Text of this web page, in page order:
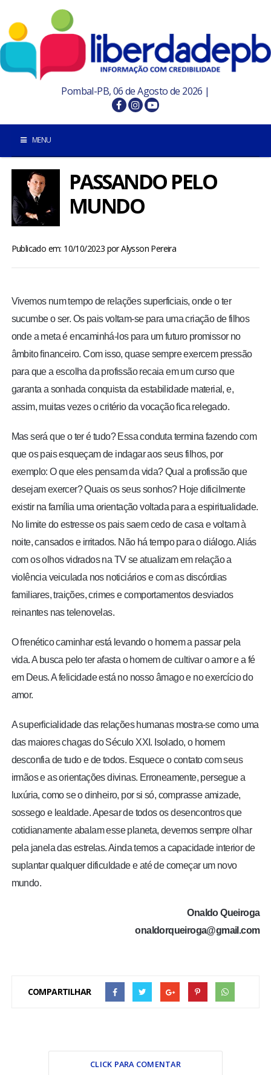
Pombal-PB, 06 de Agosto de 2026 |
MENU
INÍCIO
POMBAL E REGIÃO
PARAÍBA
MUNDO
TV LPB
FOTOS
COLUNISTAS
PASSANDO PELO
MUNDO
Publicado em: 10/10/2023 porAlysson Pereira
Vivemos num tempo de relações superficiais, onde o ter
sucumbe o ser. Os pais voltam-se para uma criação de filhos
onde a meta é encaminhá-los para um futuro promissor no
âmbito financeiro. Com isso, quase sempre exercem pressão
para que a escolha da profissão recaia em um curso que
garanta a sonhada conquista da estabilidade material, e,
assim, muitas vezes o critério da vocação fica relegado.
Mas será que o ter é tudo? Essa conduta termina fazendo com
que os pais esqueçam de indagar aos seus filhos, por
exemplo: O que eles pensam da vida? Qual a profissão que
desejam exercer? Quais os seus sonhos? Hoje dificilmente
existir na família uma orientação voltada para a espiritualidade.
No limite do estresse os pais saem cedo de casa e voltam à
noite, cansados e irritados. Não há tempo para o diálogo. Aliás
com os olhos vidrados na TV se atualizam em relação a
violência veiculada nos noticiários e com as discórdias
familiares, traições, crimes e comportamentos desviados
reinantes nas telenovelas.
O frenético caminhar está levando o homem a passar pela
vida. A busca pelo ter afasta o homem de cultivar o amor e a fé
em Deus. A felicidade está no nosso âmago e no exercício do
amor.
A superficialidade das relações humanas mostra-se como uma
das maiores chagas do Século XXI. Isolado, o homem
desconfia de tudo e de todos. Esquece o contato com seus
irmãos e as orientações divinas. Erroneamente, persegue a
luxúria, como se o dinheiro, por si só, comprasse amizade,
sossego e lealdade. Apesar de todos os desencontros que
cotidianamente abalam esse planeta, devemos sempre olhar
pela janela das estrelas. Ainda temos a capacidade interior de
suplantar qualquer dificuldade e até de começar um novo
mundo.
Onaldo Queiroga
onaldorqueiroga@gmail.com
COMPARTILHAR
CLICK PARA COMENTAR